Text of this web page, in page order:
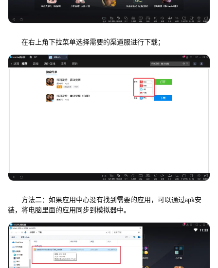
在右上角下拉菜单选择需要的渠道服进行下载；
方法二：如果应用中心没有找到需要的应用，可以通过apk安
装，将电脑里面的应用同步到模拟器中。